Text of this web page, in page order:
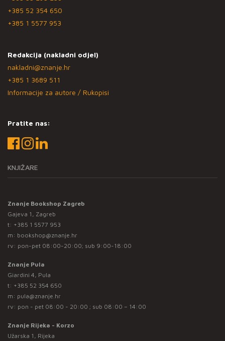
+385 52 354 650
+385 1 5577 953
Redakcija (nakladni odjel)
nakladni@znanje.hr
+385 1 3689 511
Informacije za autore / Rukopisi
Pratite nas:
KNJIŽARE
Znanje Bookshop Zagreb
Gajeva 1, Zagreb
t: +385 1 5577 953
m: bookshop@znanje.hr
rv: pon-pet 08:00-20:00; sub 9:00-18:00
Znanje Pula
Giardini 4, Pula
t: +385 52 354 650
m: pula@znanje.hr
rv: pon - pet 08:00 - 20:00 ; sub 08:00 – 14:00
Znanje Rijeka - Korzo
Užarska 1, Rijeka